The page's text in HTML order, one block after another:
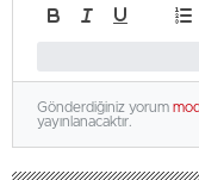
Gönderdiğiniz yorum
yayınlanacaktır.